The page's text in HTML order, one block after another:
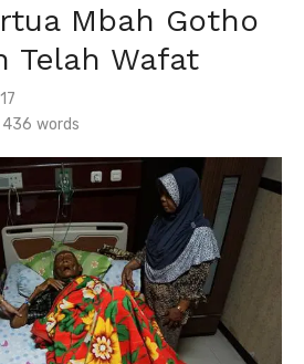
Mbah Gotho
Telah Wafat
436 words